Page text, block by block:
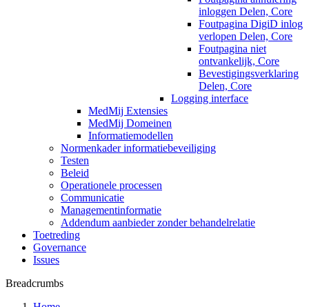
inloggen Delen, Core
Foutpagina DigiD inlog
verlopen Delen, Core
Foutpagina niet
ontvankelijk, Core
Bevestigingsverklaring
Delen, Core
Logging interface
MedMij Extensies
MedMij Domeinen
Informatiemodellen
Normenkader informatiebeveiliging
Testen
Beleid
Operationele processen
Communicatie
Managementinformatie
Addendum aanbieder zonder behandelrelatie
Toetreding
Governance
Issues
Breadcrumbs